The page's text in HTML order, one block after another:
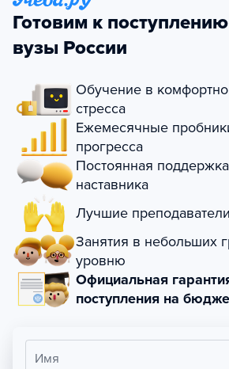
Готовим к
вузы России
Обучение в
стресса
Ежемесячные
прогресса
Постоянная
наставника
Лучшие
Занятия в небольших
уровню
Официальная
поступления на
Имя